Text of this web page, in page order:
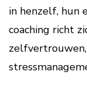
in henzelf, hun
coaching richt